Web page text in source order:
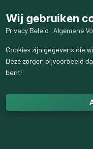
Wij gebruiken
Privacy Beleid · Algemene
Cookies zijn gegevens die
Deze zorgen bijvoorbeeld
bent!